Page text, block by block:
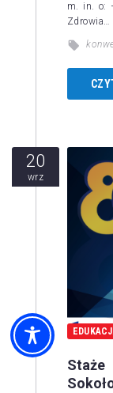
m. in. o:
Zdrowia…
20
wrz